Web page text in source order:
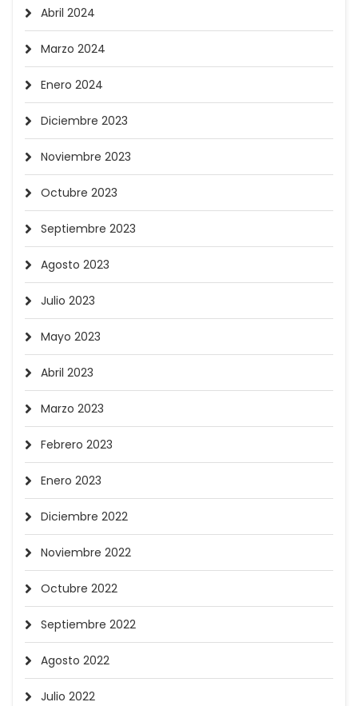
Abril 2024
Marzo 2024
Enero 2024
Diciembre 2023
Noviembre 2023
Octubre 2023
Septiembre 2023
Agosto 2023
Julio 2023
Mayo 2023
Abril 2023
Marzo 2023
Febrero 2023
Enero 2023
Diciembre 2022
Noviembre 2022
Octubre 2022
Septiembre 2022
Agosto 2022
Julio 2022